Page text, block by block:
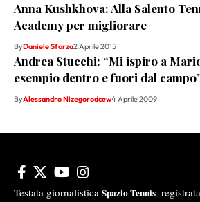
Anna Kushkhova: Alla Salento
Academy per migliorare
ByDaniele Sforza2 Aprile 2015
Andrea Stucchi: “Mi ispiro a
esempio dentro e fuori dal
ByAlessandro Nizegorodcew4 Aprile 2009
Testata giornalistica Spazio Tennis